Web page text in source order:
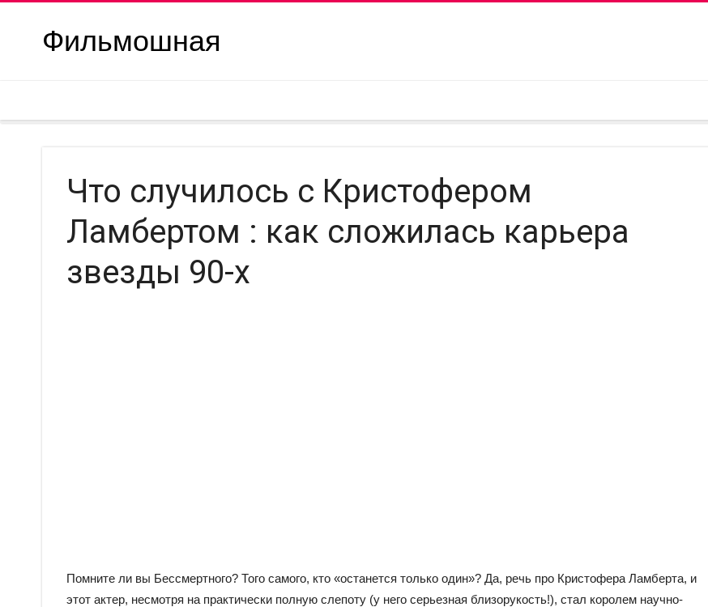
Фильмошная
Что случилось с Кристофером
Ламбертом : как сложилась карьера
звезды 90-х
Помните ли вы Бессмертного? Того самого, кто «останется только один»? Да, речь про Кристофера Ламберта, и
этот актер, несмотря на практически полную слепоту (у него серьезная близорукость!), стал королем научно-